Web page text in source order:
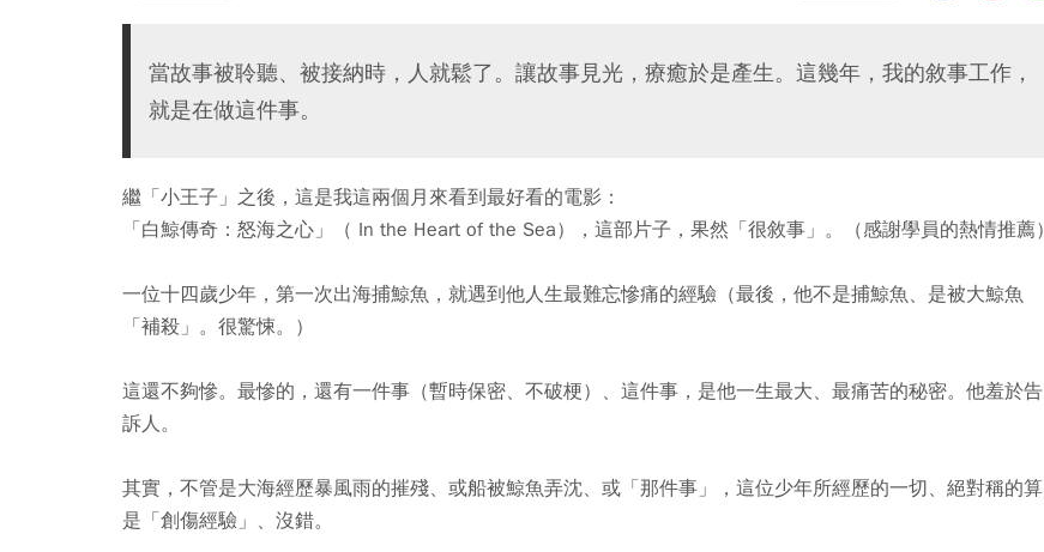
當故事被聆聽、被接納時，人就鬆了。讓故事見光，療癒於是產生。這幾年，我的敘事工作，
就是在做這件事。
繼「小王子」之後，這是我這兩個月來看到最好看的電影：
「白鯨傳奇：怒海之心」（ In the Heart of the Sea），這部片子，果然「很敘事」。（感謝學員的熱情推薦）
一位十四歲少年，第一次出海捕鯨魚，就遇到他人生最難忘慘痛的經驗（最後，他不是捕鯨魚、是被大鯨魚
「補殺」。很驚悚。）
這還不夠慘。最慘的，還有一件事（暫時保密、不破梗）、這件事，是他一生最大、最痛苦的秘密。他羞於告
訴人。
其實，不管是大海經歷暴風雨的摧殘、或船被鯨魚弄沈、或「那件事」，這位少年所經歷的一切、絕對稱的算
是「創傷經驗」、沒錯。